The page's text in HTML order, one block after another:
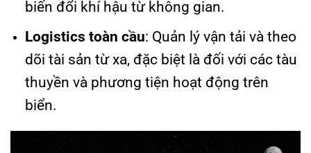
biến đổi khí hậu từ không gian.
Logistics toàn cầu: Quản lý vận tải và theo
dõi tài sản từ xa, đặc biệt là đối với các tàu
thuyền và phương tiện hoạt động trên
biển.